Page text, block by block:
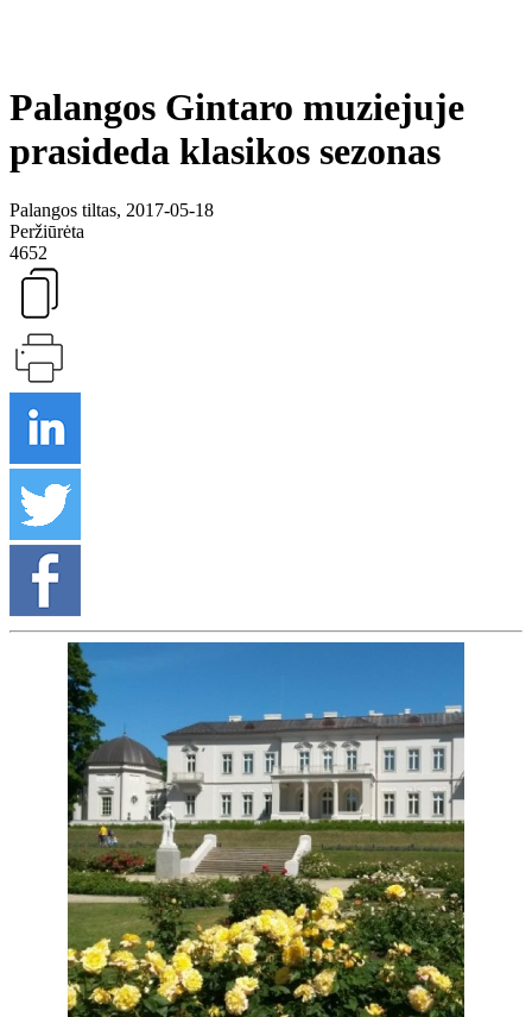
Palangos Gintaro muziejuje
prasideda klasikos sezonas
Palangos tiltas, 2017-05-18
Peržiūrėta
4652